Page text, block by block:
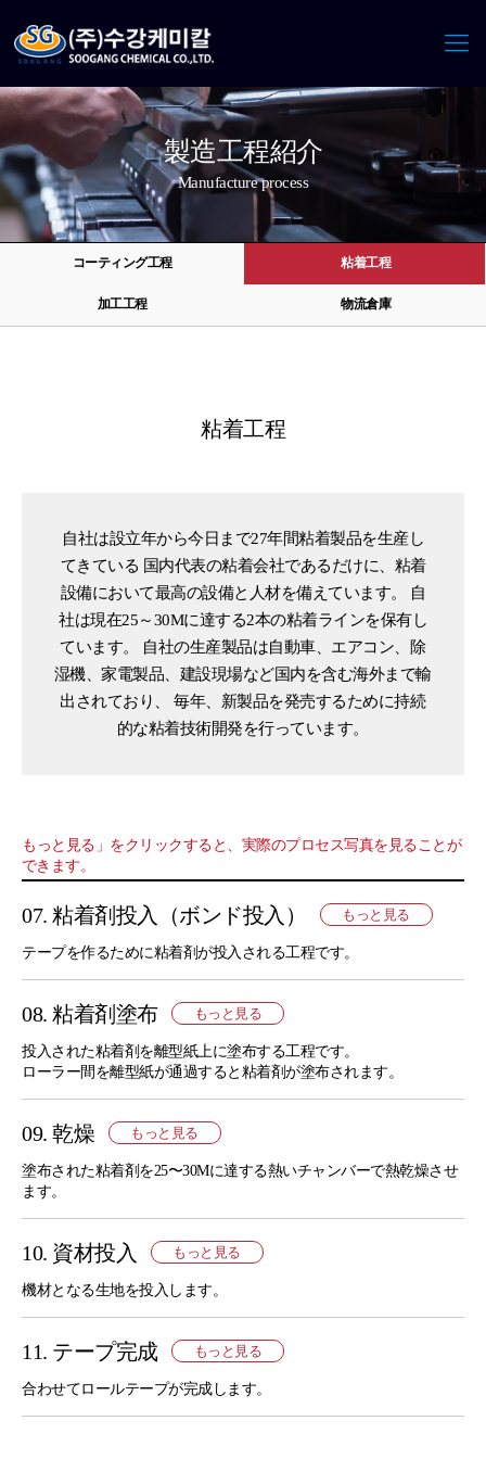
製造工程紹介
Manufacture process
コーティング工程 粘着工程
加工工程 物流倉庫
粘着工程
自社は設立年から今日まで27年間粘着製品を生産し
てきている 国内代表の粘着会社であるだけに、粘着
設備において最高の設備と人材を備えています。
自
社は現在25～30Mに達する2本の粘着ラインを保有し
ています。
自社の生産製品は自動車、エアコン、除
湿機、家電製品、建設現場など国内を含む海外まで輸
出されており、
毎年、新製品を発売するために持続
的な粘着技術開発を行っています。
もっと見る」をクリックすると、実際のプロセス写真を見ることが
できます。
07. 粘着剤投入（ボンド投入） もっと見る
テープを作るために粘着剤が投入される工程です。
08. 粘着剤塗布 もっと見る
投入された粘着剤を離型紙上に塗布する工程です。
ローラー間を離型紙が通過すると粘着剤が塗布されます。
09. 乾燥 もっと見る
塗布された粘着剤を25〜30Mに達する熱いチャンバーで熱乾燥させ
ます。
10. 資材投入 もっと見る
機材となる生地を投入します。
11. テープ完成 もっと見る
合わせてロールテープが完成します。